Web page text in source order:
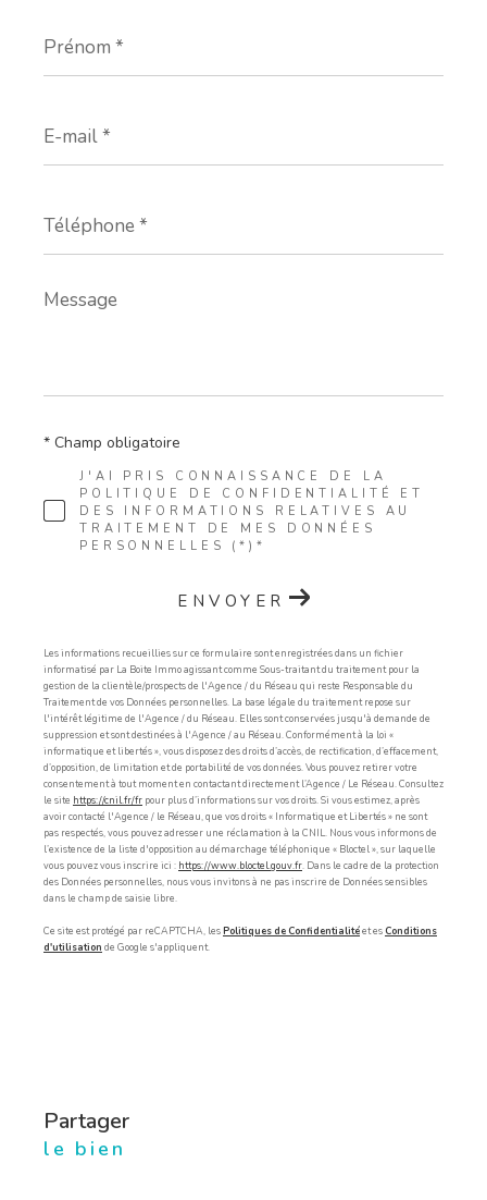
*
mail
*
*
Message
*
J'AI PRIS CONNAISSANCE DE LA
POLITIQUE DE CONFIDENTIALITÉ ET
DES INFORMATIONS RELATIVES AU
TRAITEMENT DE MES DONNÉES
PERSONNELLES (*)*
* Champ obligatoire
ENVOYER
Les informations recueillies sur ce formulaire sont enregistrées dans un fichier
informatisé par La Boite Immo agissant comme Sous-traitant du traitement pour la
gestion de la clientèle/prospects de l'Agence / du Réseau qui reste Responsable du
Traitement de vos Données personnelles. La base légale du traitement repose sur
l'intérêt légitime de l'Agence / du Réseau. Elles sont conservées jusqu'à demande de
suppression et sont destinées à l'Agence / au Réseau. Conformément à la loi «
informatique et libertés », vous disposez des droits d’accès, de rectification, d’effacement,
d’opposition, de limitation et de portabilité de vos données. Vous pouvez retirer votre
consentement à tout moment en contactant directement l’Agence / Le Réseau. Consultez
le site https://cnil.fr/fr pour plus d’informations sur vos droits. Si vous estimez, après
avoir contacté l'Agence / le Réseau, que vos droits « Informatique et Libertés » ne sont
pas respectés, vous pouvez adresser une réclamation à la CNIL. Nous vous informons de
l’existence de la liste d'opposition au démarchage téléphonique « Bloctel », sur laquelle
vous pouvez vous inscrire ici : https://www.bloctel.gouv.fr. Dans le cadre de la protection
des Données personnelles, nous vous invitons à ne pas inscrire de Données sensibles
dans le champ de saisie libre.
Ce site est protégé par reCAPTCHA, les Politiques de Confidentialitéet esConditions
d'utilisation de Google s'appliquent.
partager
le bien